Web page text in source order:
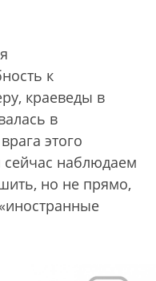
к
краеведы в
в
этого
сейчас наблюдаем
но не прямо,